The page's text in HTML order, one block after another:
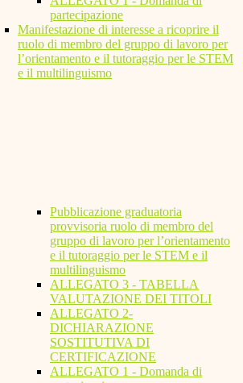
partecipazione
Manifestazione di interesse a ricoprire il
ruolo di membro del gruppo di lavoro per
l’orientamento e il tutoraggio per le STEM
e il multilinguismo
Pubblicazione graduatoria
provvisoria ruolo di membro del
gruppo di lavoro per l’orientamento
e il tutoraggio per le STEM e il
multilinguismo
ALLEGATO 3 - TABELLA
VALUTAZIONE DEI TITOLI
ALLEGATO 2-
DICHIARAZIONE
SOSTITUTIVA DI
CERTIFICAZIONE
ALLEGATO 1 - Domanda di